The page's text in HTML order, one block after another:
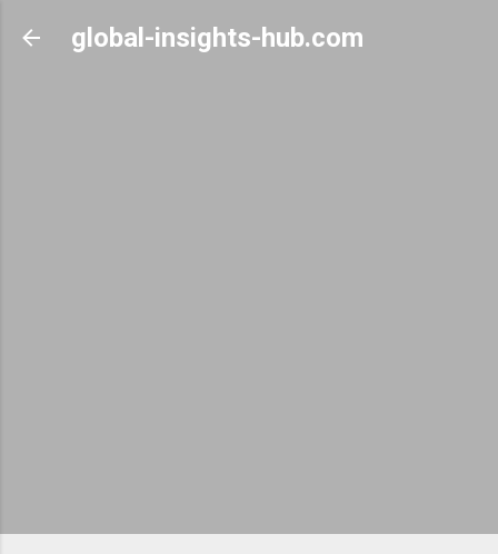
Skip to main content
global-insights-hub.com